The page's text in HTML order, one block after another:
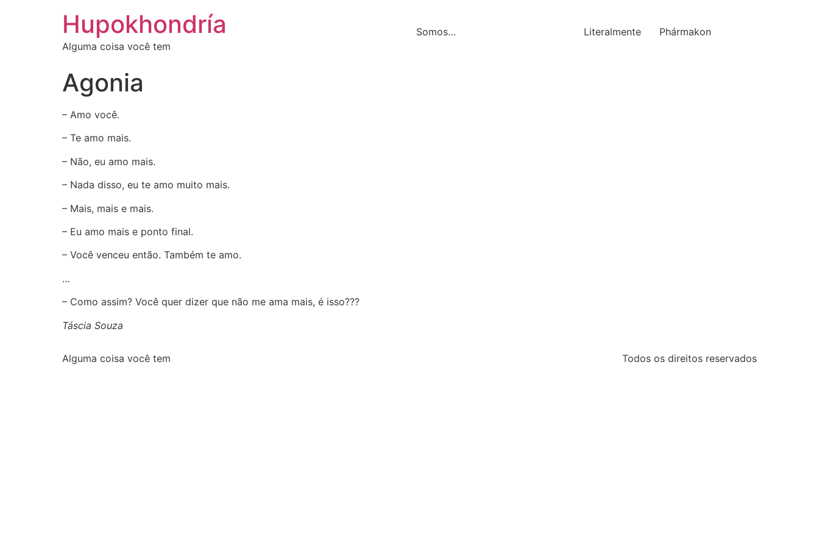
Hupokhondría
Alguma coisa você tem
Somos… Literalmente Phármakon
Agonia
– Amo você.
– Te amo mais.
– Não, eu amo mais.
– Nada disso, eu te amo muito mais.
– Mais, mais e mais.
– Eu amo mais e ponto final.
– Você venceu então. Também te amo.
…
– Como assim? Você quer dizer que não me ama mais, é isso???
Táscia Souza
Alguma coisa você tem Todos os direitos reservados